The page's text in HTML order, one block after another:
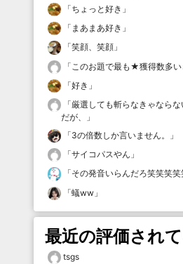
「ちょっと好き 」
「 まあまあ好き 」
「笑顔、笑顔 」
「 このお題で最も★獲得数多い
「好き 」
「厳選しても斬らなきゃなら
だが、
」
「3の倍数しか言いません。
」
「サイコパスやん 」
「その発音いらんだろ笑笑笑笑
「蟻ww 」
最近の評価され
tsgs